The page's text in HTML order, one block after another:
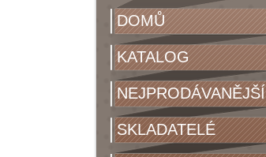
DOMŮ
KATALOG
NEJPRODÁVANĚJŠÍ
SKLADATELÉ